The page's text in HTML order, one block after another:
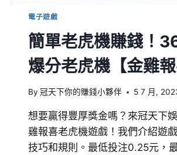
電子遊戲
簡單老虎機賺錢！
爆分老虎機【金雞報
By 冠天下你的賺錢小夥伴 5 7 月,
想要贏得豐厚獎金嗎？來冠天下
雞報喜老虎機遊戲！我們介紹遊
技巧和規則。最低投注0.25元，